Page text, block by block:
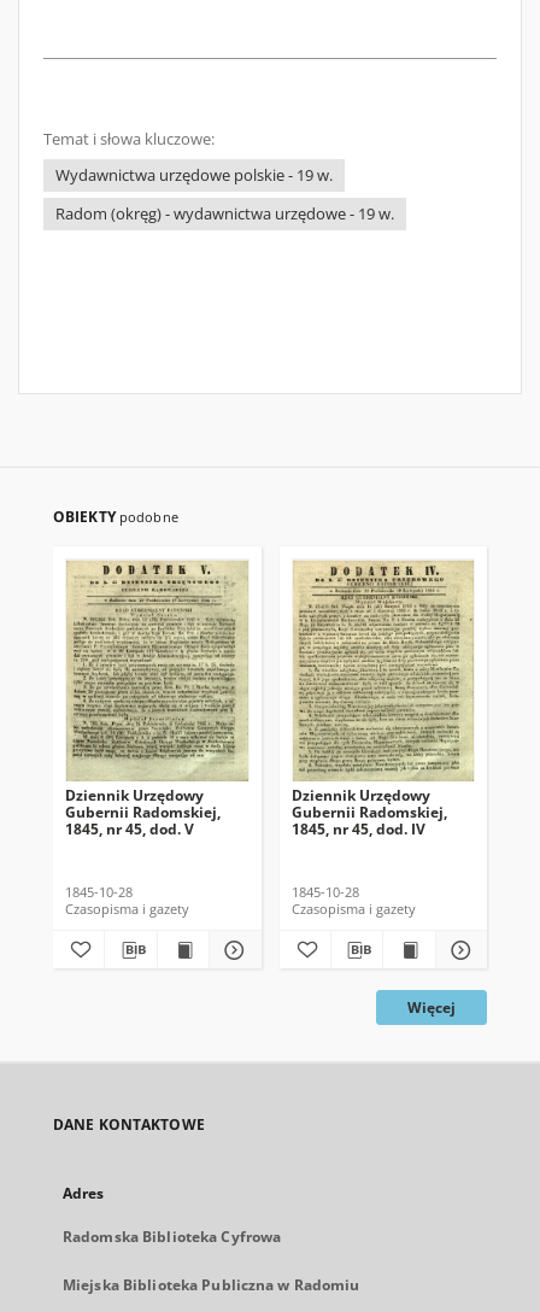
Temat i słowa kluczowe:
Wydawnictwa urzędowe polskie - 19 w.
Radom (okręg) - wydawnictwa urzędowe - 19 w.
OBIEKTY podobne
Dziennik Urzędowy
Gubernii Radomskiej,
1845, nr 45, dod. V
1845-10-28
Czasopisma i gazety
Dziennik Urzędowy
Gubernii Radomskiej,
1845, nr 45, dod. IV
1845-10-28
Czasopisma i gazety
Więcej
DANE KONTAKTOWE
Adres
Radomska Biblioteka Cyfrowa
Miejska Biblioteka Publiczna w Radomiu